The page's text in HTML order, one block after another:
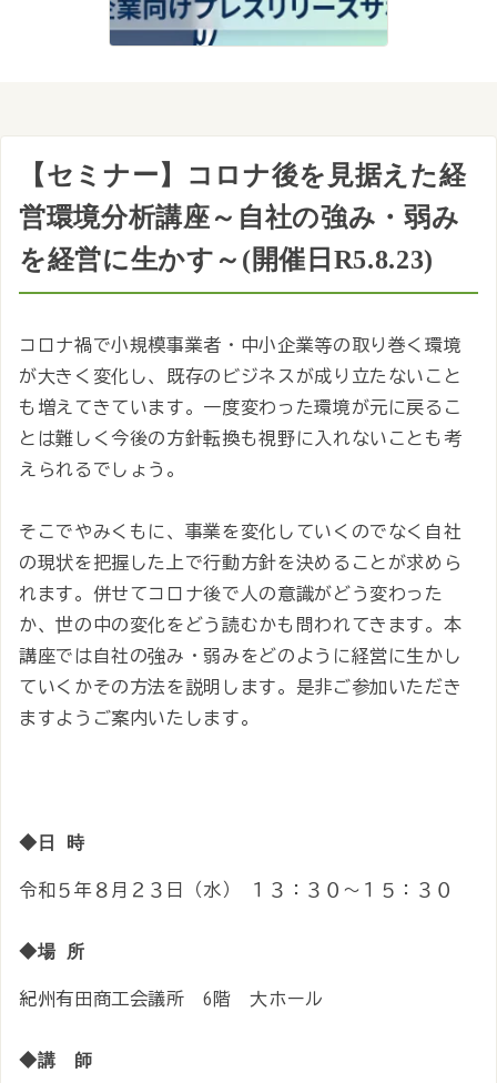
【セミナー】コロナ後を見据えた経
営環境分析講座～自社の強み・弱み
を経営に生かす～(開催日R5.8.23)
コロナ禍で小規模事業者・中小企業等の取り巻く環境
が大きく変化し、既存のビジネスが成り立たないこと
も増えてきています。一度変わった環境が元に戻るこ
とは難しく今後の方針転換も視野に入れないことも考
えられるでしょう。
そこでやみくもに、事業を変化していくのでなく自社
の現状を把握した上で行動方針を決めることが求めら
れます。併せてコロナ後で人の意識がどう変わった
か、世の中の変化をどう読むかも問われてきます。本
講座では自社の強み・弱みをどのように経営に生かし
ていくかその方法を説明します。是非ご参加いただき
ますようご案内いたします。
◆日 時
令和５年８月２３日（水） １３：３０～１５：３０
◆場 所
紀州有田商工会議所 6階 大ホール
◆講 師